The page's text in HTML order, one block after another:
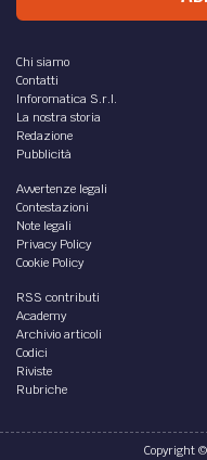
Chi siamo
Contatti
Inforomatica S.r.l.
La nostra storia
Redazione
Pubblicità
Avvertenze legali
Contestazioni
Note legali
Privacy Policy
Cookie Policy
RSS contributi
Academy
Archivio articoli
Codici
Riviste
Rubriche
Copyright